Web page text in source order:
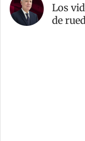
Los
de